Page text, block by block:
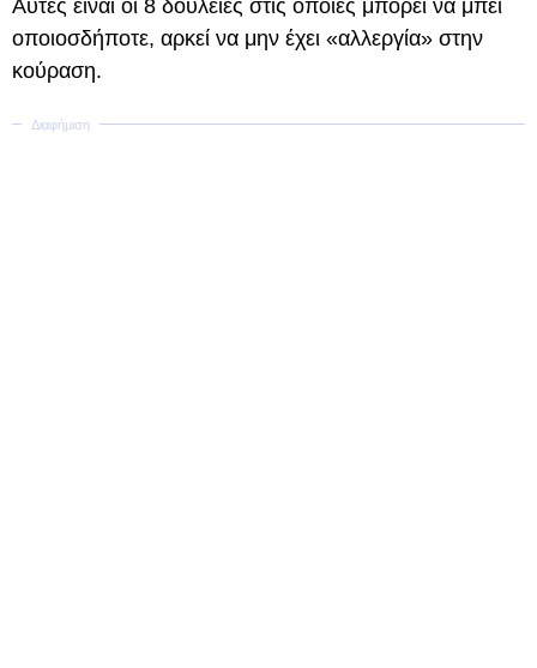
Αυτές είναι οι 8 δουλειές στις οποίες μπορεί να μπει
οποιοσδήποτε, αρκεί να μην έχει «αλλεργία» στην
κούραση.